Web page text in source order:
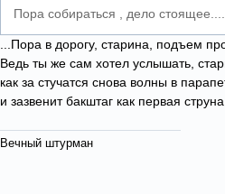
Пора собираться , дело
...Пора в дорогу, старина, подъем
Ведь ты же сам хотел услышать,
как за стучатся снова волны в
и зазвенит бакштаг как первая
Вечный штурман